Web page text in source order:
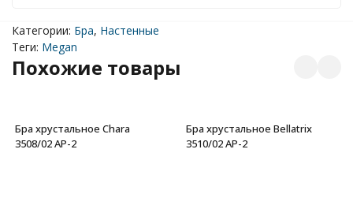
Категории: Бра, Настенные
Теги: Megan
Похожие товары
Бра хрустальное Chara
3508/02 AP-2
Бра хрустальное Bellatrix
3510/02 AP-2